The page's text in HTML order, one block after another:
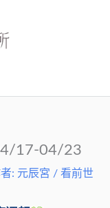
17-04/23
: 元辰宮 / 看前世